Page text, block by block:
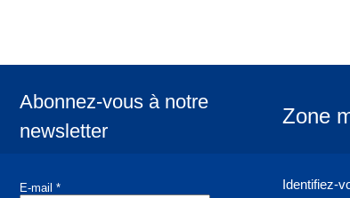
Abonnez-vous à notre
newsletter
E-mail *
Zone
Identifiez-